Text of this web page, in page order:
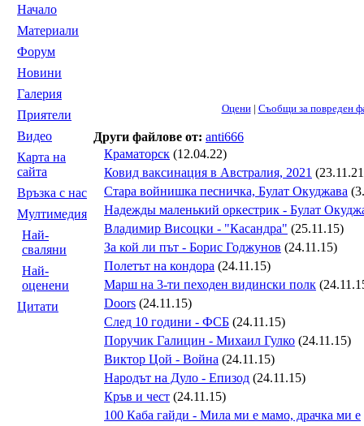
Началo
Материали
Форум
Новини
Галерия
Приятели
Видео
Карта на
сайта
Връзка с нас
Мултимедия
Най-
сваляни
Най-
оценени
Цитати
Оцени| Съобщи за повреден
Други файлове от: anti666
Краматорск (12.04.22)
Ковид ваксинация в Австралия, 2021
Стара войнишка песничка, Булат Окуджава
Надежды маленький оркестрик - Булат
Владимир Висоцки - "Касандра" (25.11.15)
За кой ли път - Борис Годжунов (24.11.15)
Полетът на кондора (24.11.15)
Марш на 3-ти пеходен видински полк
Doors (24.11.15)
След 10 години - ФСБ (24.11.15)
Поручик Галицин - Михаил Гулко (24.11.15)
Виктор Цой - Война (24.11.15)
Народът на Дуло - Епизод (24.11.15)
Кръв и чест (24.11.15)
100 Каба гайди - Мила ми е мамо, драчка ми е